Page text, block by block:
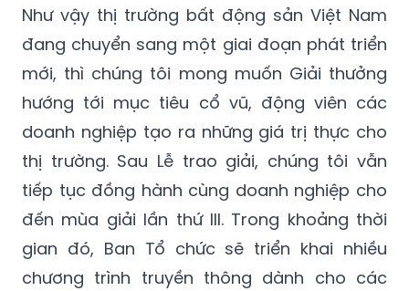
Như vậy thị trường bất động sản Việt Nam
đang chuyển sang một giai đoạn phát triển
mới, thì chúng tôi mong muốn Giải thưởng
hướng tới mục tiêu cổ vũ, động viên các
doanh nghiệp tạo ra những giá trị thực cho
thị trường. Sau Lễ trao giải, chúng tôi vẫn
tiếp tục đồng hành cùng doanh nghiệp cho
đến mùa giải lần thứ III. Trong khoảng thời
gian đó, Ban Tổ chức sẽ triển khai nhiều
chương trình truyền thông dành cho các